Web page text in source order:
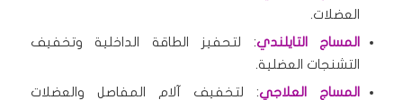
العضلات.
المساج التايلندي: لتحفيز الطاقة الداخلية وتخفيف
التشنجات العضلية.
المساج العلاجي: لتخفيف آلام المفاصل والعضلات